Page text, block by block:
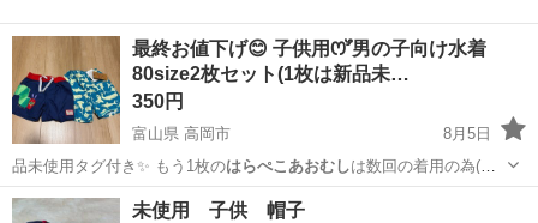
最終お値下げ😊 子供用ꯁꯧ男の子向け水着
80size2枚セット(1枚は新品未…
350円
富山県 高岡市
8月5日
品未使用タグ付き✨ もう1枚のはらぺこあおむしは数回の着用の為(昨
年の使用時は…
富山 高岡市 子供用品
未使用 子供 帽子